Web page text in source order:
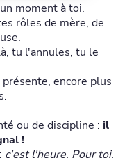
moment à toi.
rôles de mère, de
tu l'annules, tu le
encore plus
ou de discipline : il
!
c'est l'heure. Pour toi.